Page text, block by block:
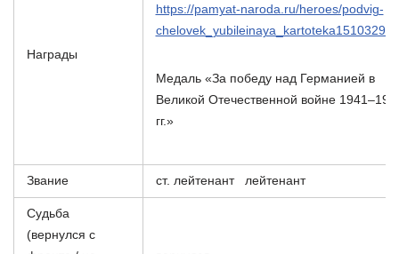
Награды
https://pamyat-naroda.ru/heroes/podvig-
Медаль «За победу над Германией в
Великой Отечественной войне
гг.»
Звание ст. лейтенант лейтенант
Судьба
(вернулся с